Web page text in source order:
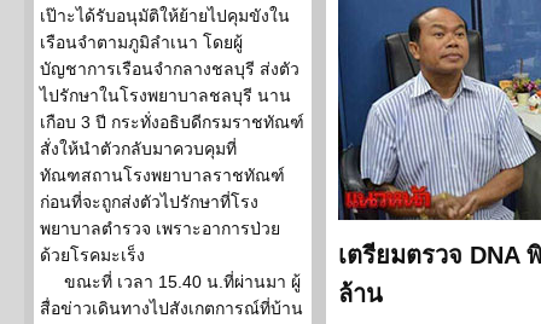
เป๊าะได้รับอนุมัติให้ย้ายไปคุมขังใน
เรือนจำตามภูมิลำเนา โดยผู้
บัญชาการเรือนจำกลางชลบุรี ส่งตัว
ไปรักษาในโรงพยาบาลชลบุรี นาน
เกือบ 3 ปี กระทั่งอธิบดีกรมราชทัณฑ์
สั่งให้นำตัวกลับมาควบคุมที่
ทัณฑสถานโรงพยาบาลราชทัณฑ์
ก่อนที่จะถูกส่งตัวไปรักษาที่โรง
พยาบาลตำรวจ เพราะอาการป่วย
ด้วยโรคมะเร็ง
ขณะที่ เวลา 15.40 น.ที่ผ่านมา ผู้
สื่อข่าวเดินทางไปสังเกตการณ์ที่บ้าน
เตรียมตรวจ DNA
ล้าน